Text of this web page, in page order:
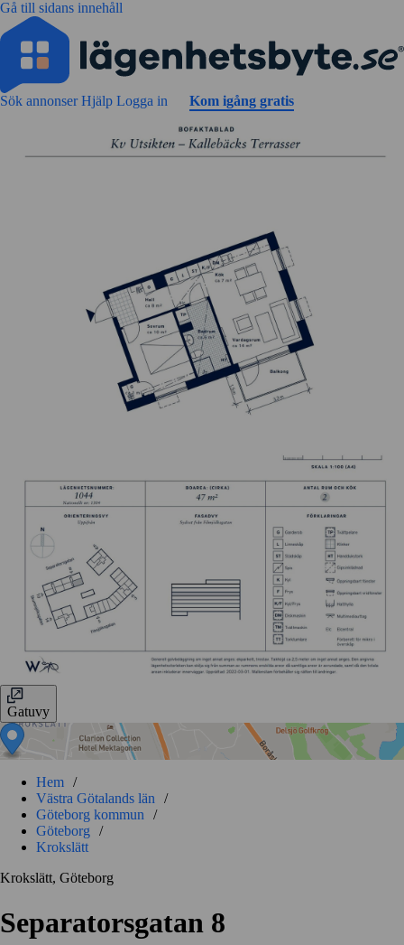
Gå till sidans innehåll
Sök annonserHjälp Logga in Kom igång gratis
Gatuvy
Hem /
Västra Götalands län /
Göteborg kommun /
Göteborg /
Krokslätt
Krokslätt, Göteborg
Separatorsgatan 8